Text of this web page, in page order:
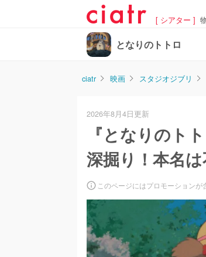
[ シアター ]
となりのトトロ
ciatr 映画 スタジオジブリ
2026年8月4日更新
『となりのト
深掘り！本名は
このページにはプロモーションが